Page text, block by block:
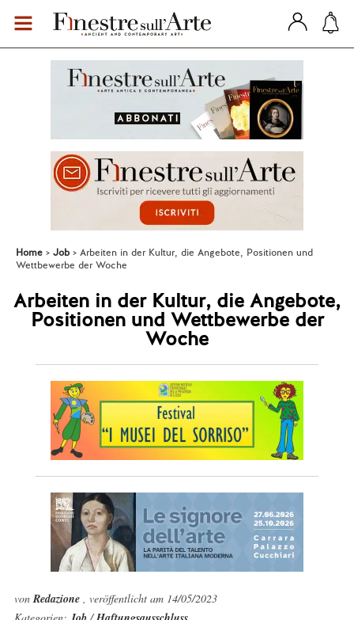
Home Job
Arbeiten in der Kultur, die Angebote, Positionen und
Wettbewerbe der Woche
Arbeiten in der Kultur, die Angebote,
Positionen und Wettbewerbe der
Woche
vonRedazione , veröffentlicht am 14/05/2023